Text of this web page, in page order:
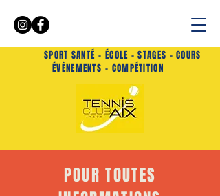
SPORT SANTÉ -
ÉVÈNEMENTS
ÉCOLE - STAGES - COURS
- COMPÉTITION
POUR TOUTES